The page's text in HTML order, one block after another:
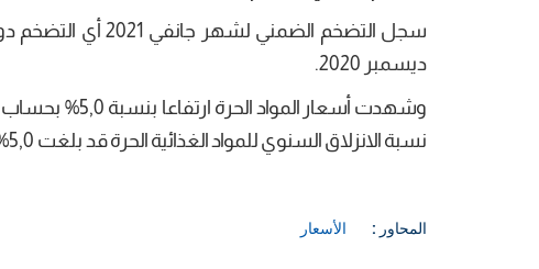
ديسمبر 2020.
نسبة الانزلاق السنوي للمواد الغذائية الحرة قد بلغت 5,0% مقابل 4,4% بالنسبة للمواد الغذائية المؤطرة.
المحاور : الأسعار